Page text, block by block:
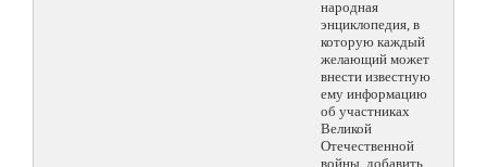
народная
энциклопедия, в
которую каждый
желающий может
внести известную
ему информацию
об участниках
Великой
Отечественной
войны, добавить